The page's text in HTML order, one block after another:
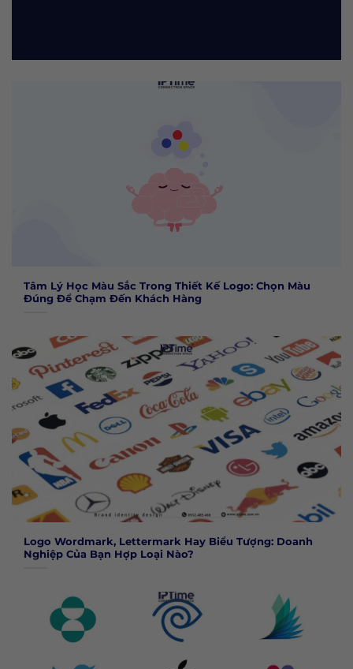
Tâm Lý Học Màu Sắc Trong Thiết Kế Logo: Chọn Màu
Đúng Để Chạm Đến Khách Hàng
Logo Wordmark, Lettermark Hay Biểu Tượng: Doanh
Nghiệp Của Bạn Hợp Loại Nào?